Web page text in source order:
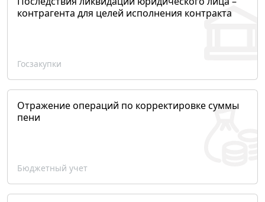
контрагента для целей исполнения контракта
Госзакупки
Отражение операций по корректировке суммы
пени
Бюджетный учет